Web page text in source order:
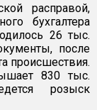
расправой,
бухгалтера
26 тыс.
после
происшествия.
830 тыс.
розыск